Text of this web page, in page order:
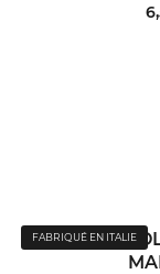
FABRIQUÉ EN ITALIE
CEINTURE